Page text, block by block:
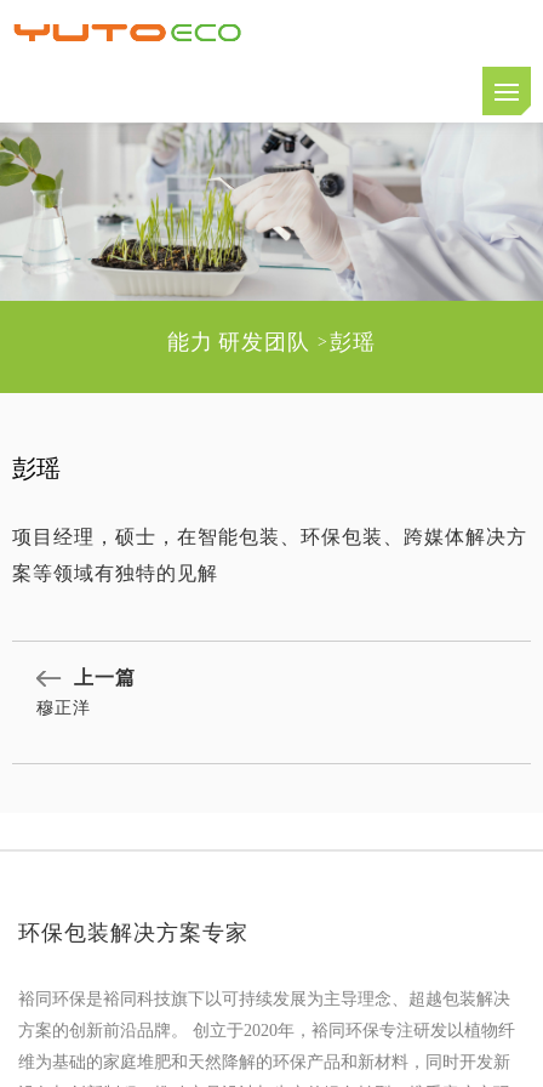
能力 研发团队 > 彭瑶
彭瑶
项目经理，硕士，在智能包装、环保包装、跨媒体解决方
案等领域有独特的见解
上一篇
穆正洋
环保包装解决方案专家
裕同环保是裕同科技旗下以可持续发展为主导理念、超越包装解决
方案的创新前沿品牌。 创立于2020年，裕同环保专注研发以植物纤
维为基础的家庭堆肥和天然降解的环保产品和新材料，同时开发新